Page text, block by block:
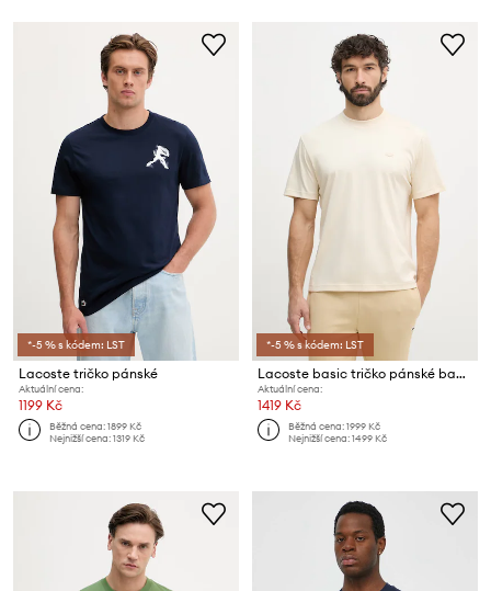
*-5 % s kódem: LST
Lacoste tričko pánské
Aktuální cena:
1199 Kč
Běžná cena:1899 Kč
Nejnižší cena:1319 Kč
*-5 % s kódem: LST
Lacoste basic tričko pánské bavlněné
Aktuální cena:
1419 Kč
Běžná cena:1999 Kč
Nejnižší cena:1499 Kč